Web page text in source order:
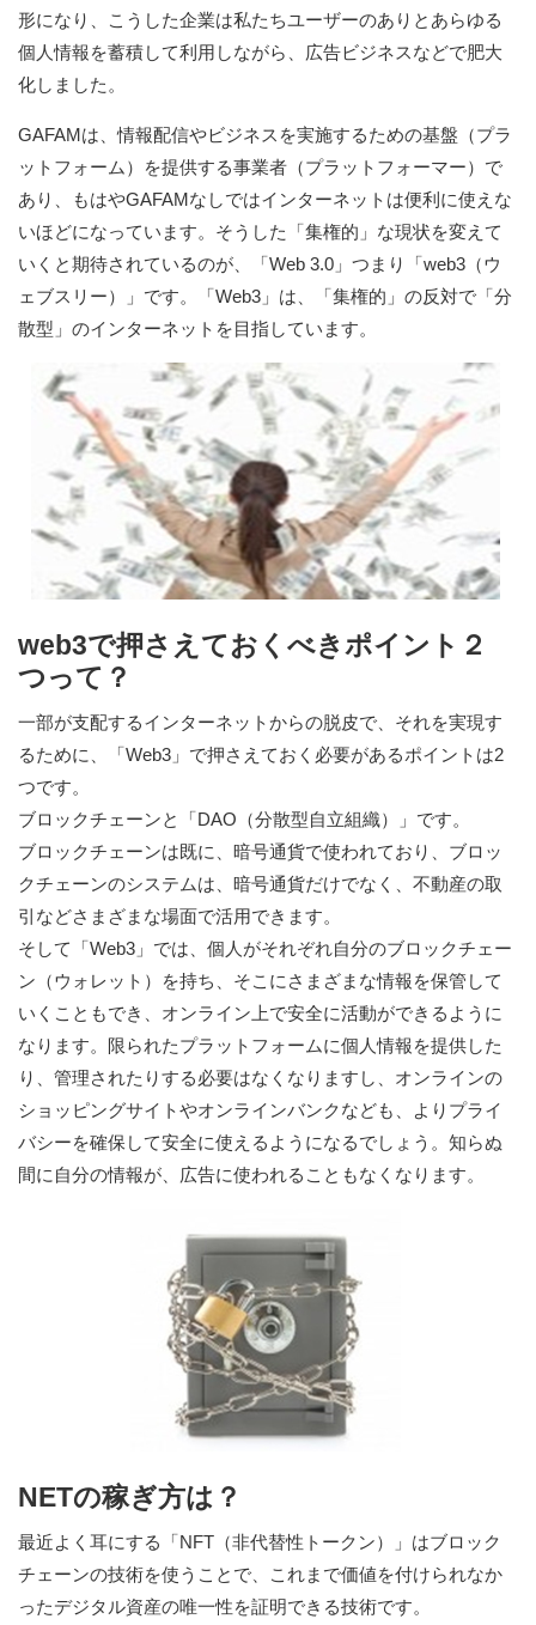
形になり、こうした企業は私たちユーザーのありとあらゆる
個人情報を蓄積して利用しながら、広告ビジネスなどで肥大
化しました。
GAFAMは、情報配信やビジネスを実施するための基盤（プラ
ットフォーム）を提供する事業者（プラットフォーマー）で
あり、もはやGAFAMなしではインターネットは便利に使えな
いほどになっています。そうした「集権的」な現状を変えて
いくと期待されているのが、「Web 3.0」つまり「web3（ウ
ェブスリー）」です。「Web3」は、「集権的」の反対で「分
散型」のインターネットを目指しています。
web3で押さえておくべきポイント２
つって？
一部が支配するインターネットからの脱皮で、それを実現す
るために、「Web3」で押さえておく必要があるポイントは2
つです。
ブロックチェーンと「DAO（分散型自立組織）」です。
ブロックチェーンは既に、暗号通貨で使われており、ブロッ
クチェーンのシステムは、暗号通貨だけでなく、不動産の取
引などさまざまな場面で活用できます。
そして「Web3」では、個人がそれぞれ自分のブロックチェー
ン（ウォレット）を持ち、そこにさまざまな情報を保管して
いくこともでき、オンライン上で安全に活動ができるように
なります。限られたプラットフォームに個人情報を提供した
り、管理されたりする必要はなくなりますし、オンラインの
ショッピングサイトやオンラインバンクなども、よりプライ
バシーを確保して安全に使えるようになるでしょう。知らぬ
間に自分の情報が、広告に使われることもなくなります。
NETの稼ぎ方は？
最近よく耳にする「NFT（非代替性トークン）」はブロック
チェーンの技術を使うことで、これまで価値を付けられなか
ったデジタル資産の唯一性を証明できる技術です。